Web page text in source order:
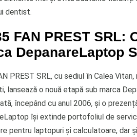
dentist.
FAN PREST SRL:
DepanareLaptop
PREST SRL, cu sediul în Calea
lansează o nouă etapă sub marca
începând cu anul 2006, și o
își extinde portofoliul de
pentru laptopuri și calculatoare, dar